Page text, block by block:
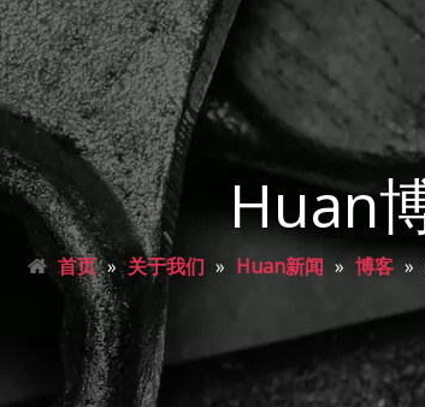
Huan
首页 » 关于我们 » Huan新闻 » 博客 »